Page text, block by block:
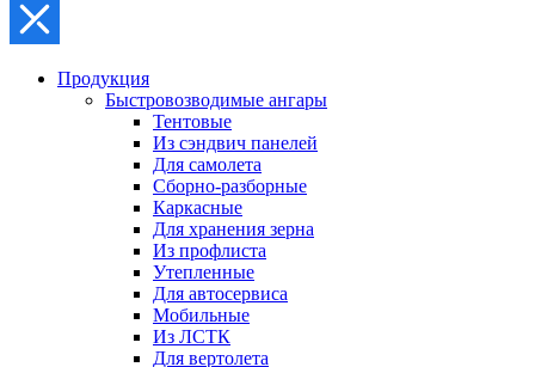
Продукция
Быстровозводимые ангары
Тентовые
Из сэндвич панелей
Для самолета
Сборно-разборные
Каркасные
Для хранения зерна
Из профлиста
Утепленные
Для автосервиса
Мобильные
Из ЛСТК
Для вертолета